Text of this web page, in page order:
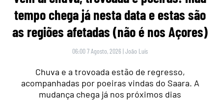
tempo chega já nesta data e estas são
as regiões afetadas (não é nos Açores)
06:00 7 Agosto, 2026 |João Luís
Chuva e a trovoada estão de regresso,
acompanhadas por poeiras vindas do Saara. A
mudança chega já nos próximos dias